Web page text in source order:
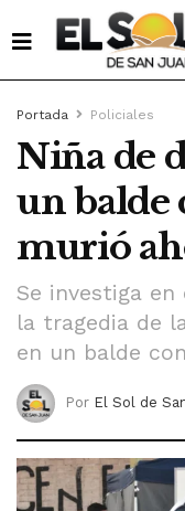
Portada Policiales
Niña de
un balde
murió
Se investiga
la tragedia de
en un balde
Por El Sol de